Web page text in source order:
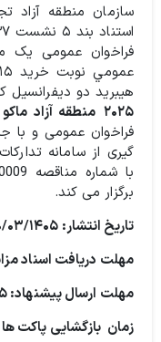
سازمان منطقه آزاد
فراخوان عمومی یک
هیبرید دو
۲۰۲۵ منطقه آزاد ماکو
فراخوان عمومی و با
برگزار می کند.
تاریخ انتشار: ۱۰/۰۳/۱۴۰۵ ساعت ۱۵:۰۰
مهلت دریافت اسناد مزایده ۱۳/۰۳/۱۴۰۵
مهلت ارسال پیشنهاد: ۲۴/۰۳/۱۴۰۵ تا ساعت
زمان بازگشایی پاکت ها : ۲۵ /۰۳/۱۴۰۵: